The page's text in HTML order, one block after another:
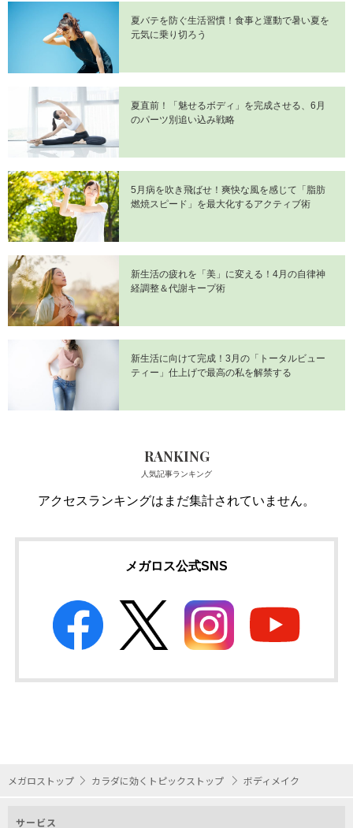
夏バテを防ぐ生活習慣！食事と運動で暑い夏を
元気に乗り切ろう
夏直前！「魅せるボディ」を完成させる、6月
のパーツ別追い込み戦略
5月病を吹き飛ばせ！爽快な風を感じて「脂肪
燃焼スピード」を最大化するアクティブ術
新生活の疲れを「美」に変える！4月の自律神
経調整＆代謝キープ術
新生活に向けて完成！3月の「トータルビュー
ティー」仕上げで最高の私を解禁する
RANKING
人気記事ランキング
アクセスランキングはまだ集計されていません。
メガロス公式SNS
メガロストップ カラダに効くトピックストップ ボディメイク
サービス